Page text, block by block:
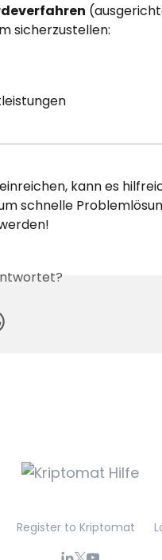
sicherzustellen:
kann es
schnelle
Register to Kriptomat